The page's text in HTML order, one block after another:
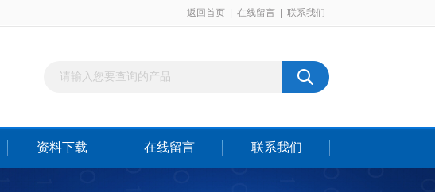
返回首页 在线留言 联系我们
资料下载 在线留言 联系我们